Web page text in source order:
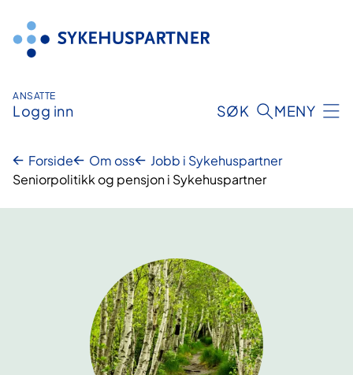
innhold
ANSATTE
Logg inn SØK MENY
Forside Om oss
Jobb i Sykehuspartner
Seniorpolitikk og pensjon i Sykehuspartner